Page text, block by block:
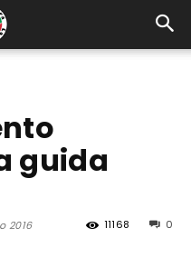
guida
2016 0
11168